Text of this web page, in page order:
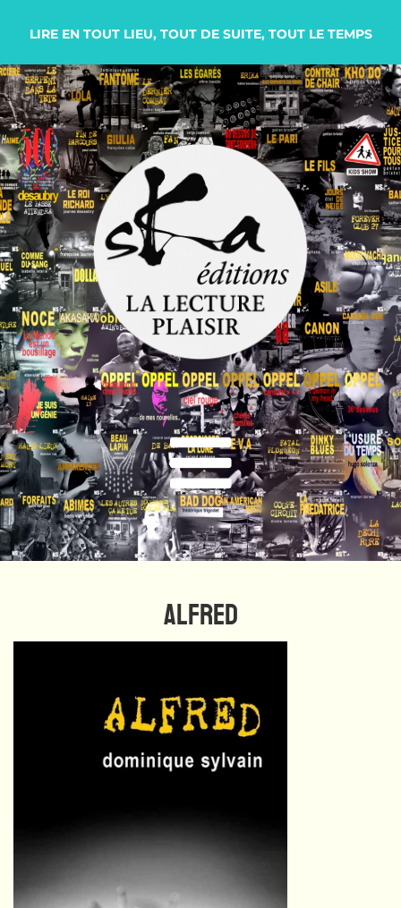
LIRE EN TOUT LIEU, TOUT DE SUITE, TOUT LE TEMPS
ALFRED